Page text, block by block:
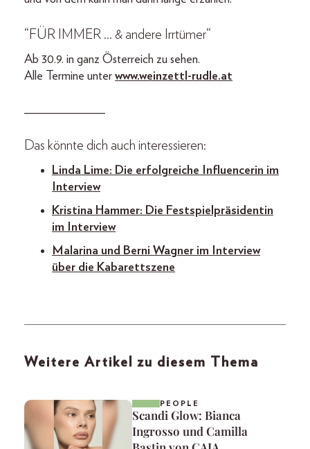
“FÜR IMMER … & andere Irrtümer“
Ab 30.9. in ganz Österreich zu sehen.
Alle Termine unter www.weinzettl-rudle.at
_____________
Das könnte dich auch interessieren:
Linda Lime: Die erfolgreiche Influencerin im
Interview
Kristina Hammer: Die Festspielpräsidentin
im Interview
Malarina und Berni Wagner im Interview
über die Kabarettszene
Weitere Artikel zu diesem Thema
PEOPLE
Scandi Glow: Bianca
Ingrosso und Camilla